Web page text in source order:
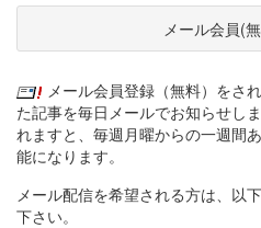
メール会員(
メール会員登録（無料）をさ
た記事を毎日メールでお知らせし
れますと、毎週月曜からの一週間
能になります。
メール配信を希望される方は、以
下さい。